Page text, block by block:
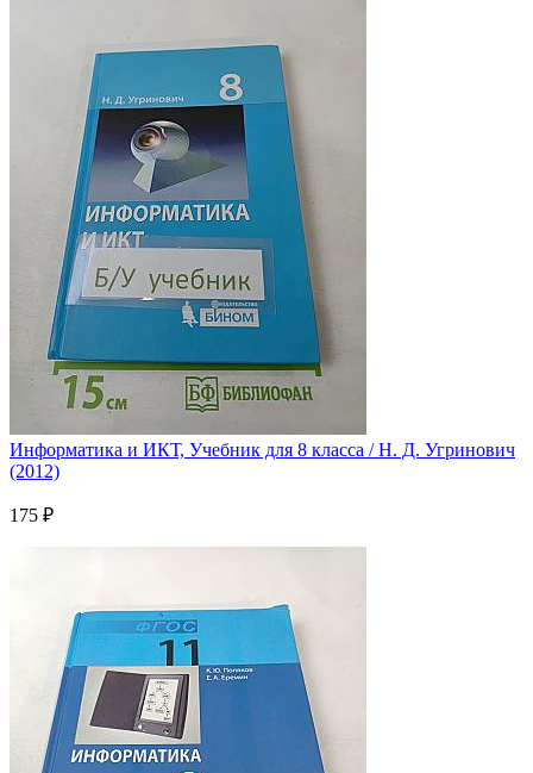
Информатика и ИКТ, Учебник для 8 класса / Н. Д. Угринович
(2012)
175 ₽